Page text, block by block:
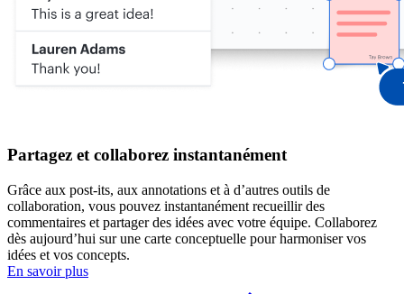
Partagez et collaborez instantanément
Grâce aux post-its, aux annotations et à d’autres outils de
collaboration, vous pouvez instantanément recueillir des
commentaires et partager des idées avec votre équipe. Collaborez
dès aujourd’hui sur une carte conceptuelle pour harmoniser vos
idées et vos concepts.
En savoir plus